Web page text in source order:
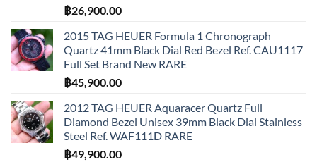
฿26,900.00
2015 TAG HEUER Formula 1 Chronograph
Quartz 41mm Black Dial Red Bezel Ref. CAU1117
Full Set Brand New RARE
฿45,900.00
2012 TAG HEUER Aquaracer Quartz Full
Diamond Bezel Unisex 39mm Black Dial Stainless
Steel Ref. WAF111D RARE
฿49,900.00